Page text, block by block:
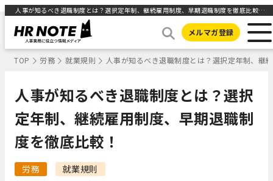
人事が知るべき退職制度とは？選択定年制、継続雇用制度、早期退職制度を徹底比較！ ｜HR NOTE
メルマガ登録
TOP 労務 就業規則 人事が知るべき退職制度とは？選択定年制、継
人事が知るべき退職制度とは？選択
定年制、継続雇用制度、早期退職制
度を徹底比較！
労務 就業規則